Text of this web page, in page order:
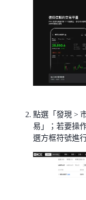
點選「發現 >
易」；若要操
選方框符號進